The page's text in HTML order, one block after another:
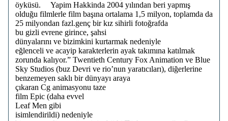
öyküsü. Yapim Hakkinda 2004 yılından beri yapmış
olduğu filmlerle film başına ortalama 1,5 milyon, toplamda da
25 milyondan fazl.genç bir kız sihirli fotoğrafda
bu gizli evrene girince, şahsi
dünyalarını ve bizimkini kurtarmak nedeniyle
eğlenceli ve acayip karakterlerin ayak takımına katılmak
zorunda kalıyor.” Twentieth Century Fox Animation ve Blue
Sky Studios (buz Devri ve rio’nun yaratıcıları), diğerlerine
benzemeyen saklı bir dünyayı araya
çıkaran Cg animasyonu taze
film Epic (daha evvel
Leaf Men gibi
isimlendirildi) nedeniyle